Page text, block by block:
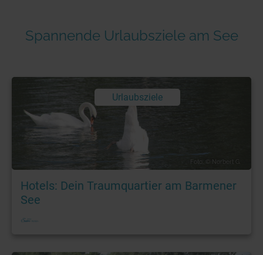
Spannende Urlaubsziele am See
Urlaubsziele
Foto: © Norbert G.
Hotels: Dein Traumquartier am Barmener
See